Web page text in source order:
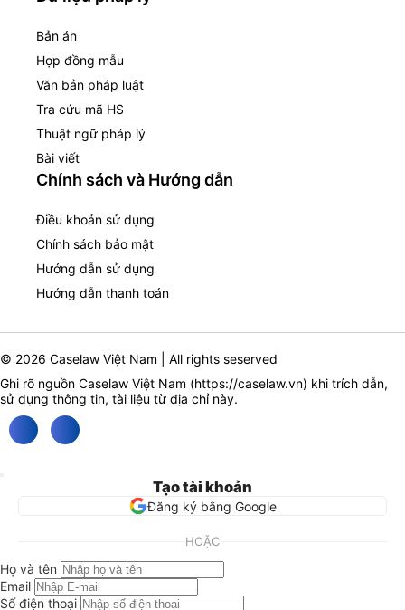
Bản án
Hợp đồng mẫu
Văn bản pháp luật
Tra cứu mã HS
Thuật ngữ pháp lý
Bài viết
Chính sách và Hướng dẫn
Điều khoản sử dụng
Chính sách bảo mật
Hướng dẫn sử dụng
Hướng dẫn thanh toán
© 2026 Caselaw Việt Nam | All rights seserved
Ghi rõ nguồn Caselaw Việt Nam (https://caselaw.vn) khi trích dẫn,
sử dụng thông tin, tài liệu từ địa chỉ này.
Tạo tài khoản
Đăng ký bằng Google
HOẶC
Họ và tên
Email
Số điện thoại